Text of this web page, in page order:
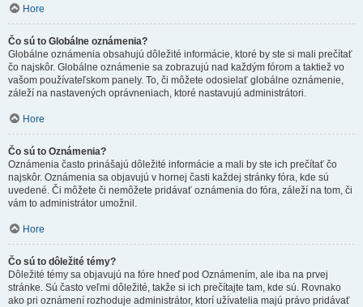
Hore
Čo sú to Globálne oznámenia?
Globálne oznámenia obsahujú dôležité informácie, ktoré by ste si mali prečítať
čo najskôr. Globálne oznámenie sa zobrazujú nad každým fórom a taktiež vo
vašom používateľskom panely. To, či môžete odosielať globálne oznámenie,
záleží na nastavených oprávneniach, ktoré nastavujú administrátori.
Hore
Čo sú to Oznámenia?
Oznámenia často prinášajú dôležité informácie a mali by ste ich prečítať čo
najskôr. Oznámenia sa objavujú v hornej časti každej stránky fóra, kde sú
uvedené. Či môžete či nemôžete pridávať oznámenia do fóra, záleží na tom, či
vám to administrátor umožnil.
Hore
Čo sú to dôležité témy?
Dôležité témy sa objavujú na fóre hneď pod Oznámením, ale iba na prvej
stránke. Sú často veľmi dôležité, takže si ich prečítajte tam, kde sú. Rovnako
ako pri oznámení rozhoduje administrátor, ktorí užívatelia majú právo pridávať